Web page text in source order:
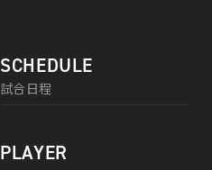
SCHEDULE
試合日程
PLAYER